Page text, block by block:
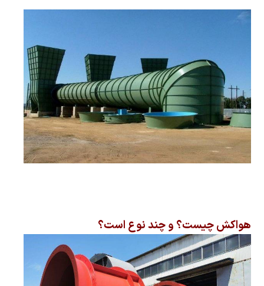
هواکش چیست؟ و چند نوع است؟